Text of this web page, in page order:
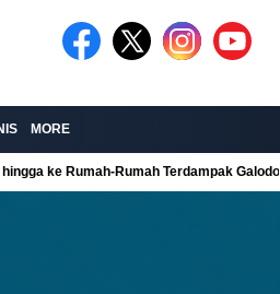
MORE
ke Rumah-Rumah Terdampak Galodo